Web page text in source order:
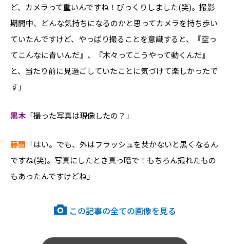
ど、カメラって重いんですね！びっくりしました(​​笑)。撮影
期間中、どんな気持ちになるのかと思ってカメラを持ち歩い
ていたんですけど、やっぱり撮ることを意識すると、『空っ
てこんなに青いんだ』、『木々ってこうやって動くんだ』
と、当たり前に見過ごしていたことに気づけて楽しかったで
す」
黒木 「撮った写真は現像したの？」
藤間 「はい。でも、外はフラッシュを焚かないと黒くなるん
ですね(​​笑)​​​​。写真にしたとき真っ暗で！もちろん撮れたもの
もあったんですけどね」
この記事の全ての画像を見る